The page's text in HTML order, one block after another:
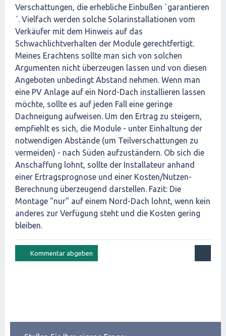
Verschattungen, die erhebliche Einbußen `garantieren
´. Vielfach werden solche Solarinstallationen vom
Verkäufer mit dem Hinweis auf das
Schwachlichtverhalten der Module gerechtfertigt.
Meines Erachtens sollte man sich von solchen
Argumenten nicht überzeugen lassen und von diesen
Angeboten unbedingt Abstand nehmen. Wenn man
eine PV Anlage auf ein Nord-Dach installieren lassen
möchte, sollte es auf jeden Fall eine geringe
Dachneigung aufweisen. Um den Ertrag zu steigern,
empfiehlt es sich, die Module - unter Einhaltung der
notwendigen Abstände (um Teilverschattungen zu
vermeiden) - nach Süden aufzuständern. Ob sich die
Anschaffung lohnt, sollte der Installateur anhand
einer Ertragsprognose und einer Kosten/Nutzen-
Berechnung überzeugend darstellen. Fazit: Die
Montage "nur" auf einem Nord-Dach lohnt, wenn kein
anderes zur Verfügung steht und die Kosten gering
bleiben.